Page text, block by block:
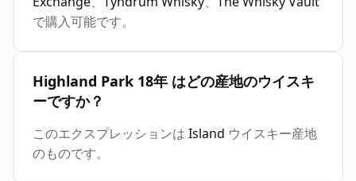
で購入可能です。
Highland Park 18年 はどの産地のウイスキ
ーですか？
このエクスプレッションは Island ウイスキー産地
のものです。